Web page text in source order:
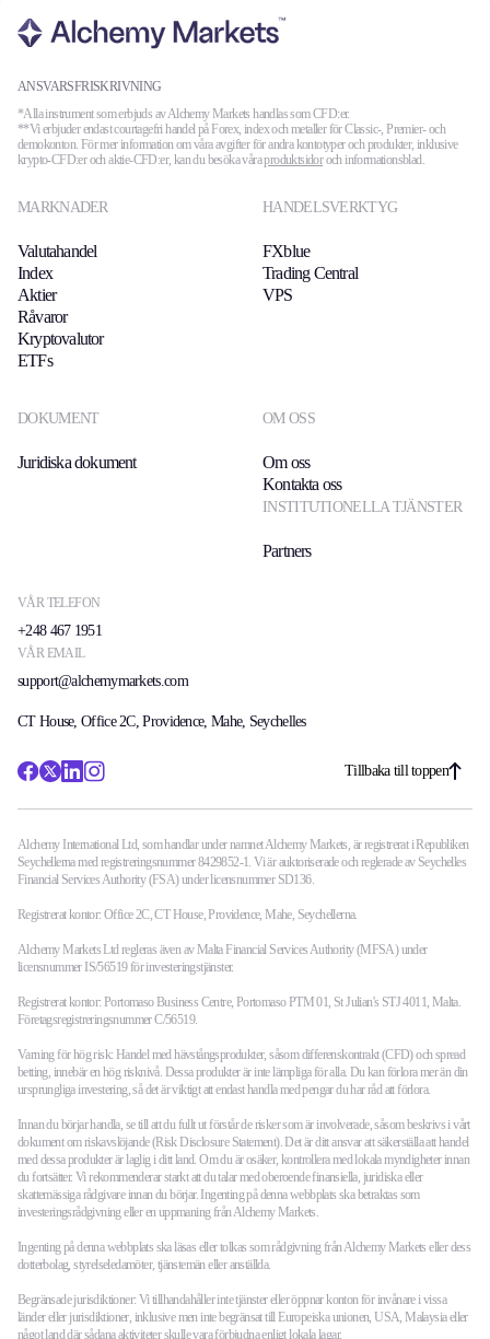
ANSVARSFRISKRIVNING
*Alla instrument som erbjuds av Alchemy Markets handlas som CFD:er.
**Vi erbjuder endast courtagefri handel på Forex, index och metaller för Classic-, Premier- och
demokonton. För mer information om våra avgifter för andra kontotyper och produkter, inklusive
krypto-CFD:er och aktie-CFD:er, kan du besöka våraproduktsidoroch informationsblad.
VÅR TELEFON
+248 467 1951
VÅR EMAIL
support@alchemymarkets.com
MARKNADER
Valutahandel
Index
Aktier
Råvaror
Kryptovalutor
ETFs
HANDELSVERKTYG
FXblue
Trading Central
VPS
DOKUMENT
Juridiska dokument
OM OSS
Om oss
Kontakta oss
INSTITUTIONELLA TJÄNSTER
Partners
CT House, Office 2C, Providence, Mahe, Seychelles
Tillbaka till toppen
Alchemy International Ltd, som handlar under namnet Alchemy Markets, är registrerat i Republiken
Seychellerna med registreringsnummer 8429852-1. Vi är auktoriserade och reglerade av Seychelles
Financial Services Authority (FSA) under licensnummer SD136.
Registrerat kontor: Office 2C, CT House, Providence, Mahe, Seychellerna.
Alchemy Markets Ltd regleras även av Malta Financial Services Authority (MFSA) under
licensnummer IS/56519 för investeringstjänster.
Registrerat kontor: Portomaso Business Centre, Portomaso PTM 01, St Julian's STJ 4011, Malta.
Företagsregistreringsnummer C/56519.
Varning för hög risk: Handel med hävstångsprodukter, såsom differenskontrakt (CFD) och spread
betting, innebär en hög risknivå. Dessa produkter är inte lämpliga för alla. Du kan förlora mer än din
ursprungliga investering, så det är viktigt att endast handla med pengar du har råd att förlora.
Innan du börjar handla, se till att du fullt ut förstår de risker som är involverade, såsom beskrivs i vårt
dokument om riskavslöjande (Risk Disclosure Statement). Det är ditt ansvar att säkerställa att handel
med dessa produkter är laglig i ditt land. Om du är osäker, kontrollera med lokala myndigheter innan
du fortsätter. Vi rekommenderar starkt att du talar med oberoende finansiella, juridiska eller
skattemässiga rådgivare innan du börjar. Ingenting på denna webbplats ska betraktas som
investeringsrådgivning eller en uppmaning från Alchemy Markets.
Ingenting på denna webbplats ska läsas eller tolkas som rådgivning från Alchemy Markets eller dess
dotterbolag, styrelseledamöter, tjänstemän eller anställda.
Begränsade jurisdiktioner: Vi tillhandahåller inte tjänster eller öppnar konton för invånare i vissa
länder eller jurisdiktioner, inklusive men inte begränsat till Europeiska unionen, USA, Malaysia eller
något land där sådana aktiviteter skulle vara förbjudna enligt lokala lagar.